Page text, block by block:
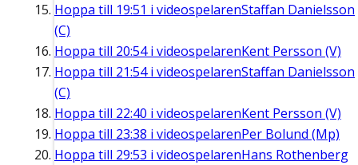
Hoppa till 19:51 i videospelarenStaffan Danielsson
(C)
Hoppa till 20:54i videospelarenKent Persson (V)
Hoppa till 21:54i videospelarenStaffan Danielsson
(C)
Hoppa till 22:40 i videospelarenKent Persson (V)
Hoppa till 23:38 i videospelarenPer Bolund (Mp)
Hoppa till 29:53 i videospelarenHans Rothenberg